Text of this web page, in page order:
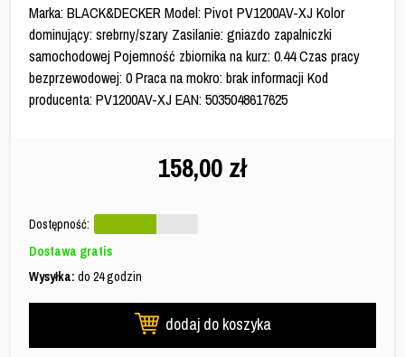
Marka: BLACK&DECKER Model: Pivot PV1200AV-XJ Kolor
dominujący: srebrny/szary Zasilanie: gniazdo zapalniczki
samochodowej Pojemność zbiornika na kurz: 0.44 Czas pracy
bezprzewodowej: 0 Praca na mokro: brak informacji Kod
producenta: PV1200AV-XJ EAN: 5035048617625
158,00 zł
Dostępność:
Dostawa gratis
Wysyłka: do 24 godzin
dodaj do koszyka